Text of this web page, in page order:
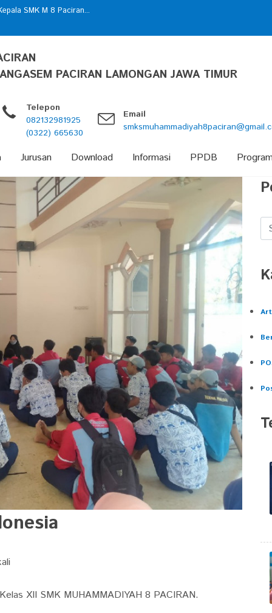
SMK M 8 Paciran...
PACIRAN LAMONGAN JAWA TIMUR
Telepon
082132981925
(0322) 665630
Email
Jurusan Download Informasi PPDB
XII SMK MUHAMMADIYAH 8 PACIRAN.